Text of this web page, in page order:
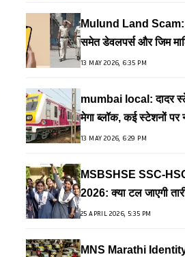
Mulund Land
समेत डेवलपर्स और जिम
FIR, वेलफेयर प्लॉट के
13 MAY 2026, 6:35 PM
mumbai local: दादर
मेगा ब्लॉक, कई स्टेशनों पर
ट्रेनें
13 MAY 2026, 6:29 PM
MSBSHSE SSC-
2026: क्या टल जाएगी तारीख? जानें
कब आएगा परिणाम
25 APRIL 2026, 5:35 PM
MNS Marathi